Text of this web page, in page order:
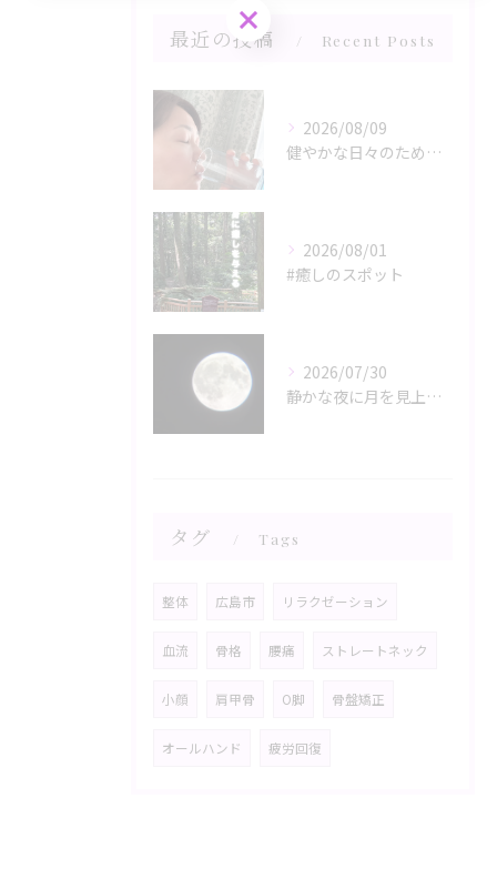
最近の投稿 Recent Posts
2026/08/09
健やかな日々のために🌿
2026/08/01
#癒しのスポット
2026/07/30
静かな夜に月を見上げるひととき、心と体がリラックスモードに誘...
タグ Tags
整体 広島市 リラクゼーション
血流 骨格 腰痛 ストレートネック
小顔 肩甲骨 O脚 骨盤矯正
オールハンド 疲労回復
ご予約はこちら